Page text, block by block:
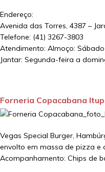
Endereço:
Avenida das Torres, 4387 –
Telefone: (41) 3267-3803
Atendimento: Almoço:
Jantar: Segunda-feira a
Forneria Copacabana
Vegas Special Burger,
envolto em massa de pizza e
Acompanhamento: Chips de